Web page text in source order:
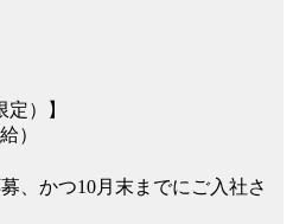
）】
）
、かつ10月末までにご入社さ